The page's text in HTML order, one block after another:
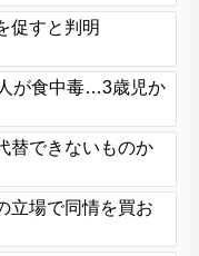
促すと判明
が食中毒…3歳児か
替できないものか
立場で同情を買お